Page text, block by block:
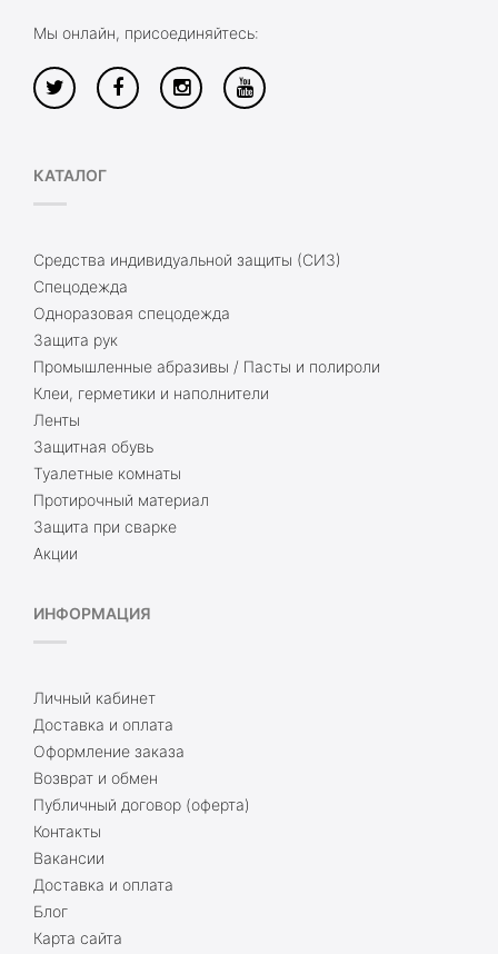
Мы онлайн, присоединяйтесь:
КАТАЛОГ
Средства индивидуальной защиты (СИЗ)
Спецодежда
Одноразовая спецодежда
Защита рук
Промышленные абразивы / Пасты и полироли
Клеи, герметики и наполнители
Ленты
Защитная обувь
Туалетные комнаты
Протирочный материал
Защита при сварке
Акции
ИНФОРМАЦИЯ
Личный кабинет
Доставка и оплата
Оформление заказа
Возврат и обмен
Публичный договор (оферта)
Контакты
Вакансии
Доставка и оплата
Блог
Карта сайта